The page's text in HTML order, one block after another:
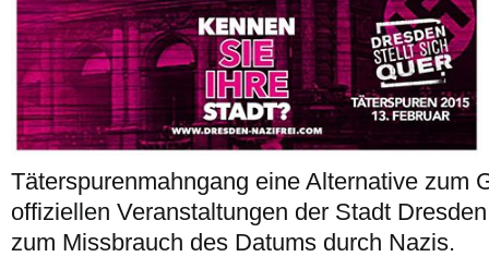
Täterspurenmahngang eine Alternative zum
offiziellen Veranstaltungen der Stadt
zum Missbrauch des Datums durch Nazis.